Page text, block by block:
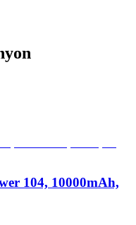
104, 10000mAh,